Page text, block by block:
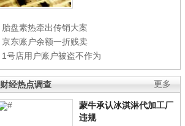
胎盘素热牵出传销大案
京东账户余额一折贱卖
1号店用户账户被盗不作为
更多
财经热点调查
蒙牛承认冰淇淋代加工厂
违规